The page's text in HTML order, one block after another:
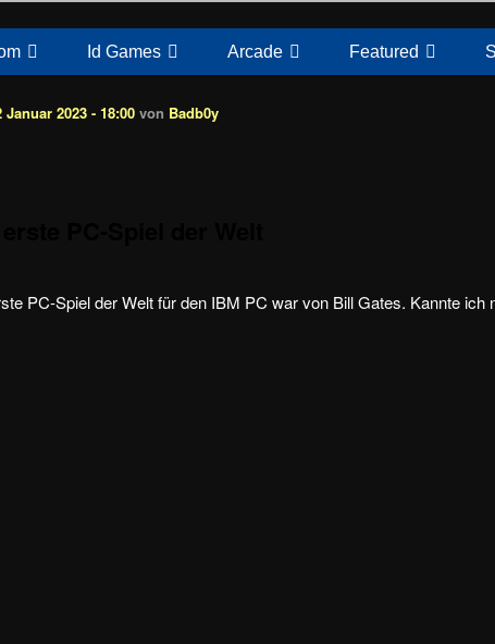
Id Games Arcade Featured
2023 - 18:00 von Badb0y
PC-Spiel der Welt für den IBM PC war von Bill Gates. Kannte ich